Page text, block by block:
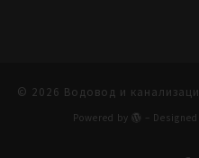
© 2026 Водовод и
Powered by –